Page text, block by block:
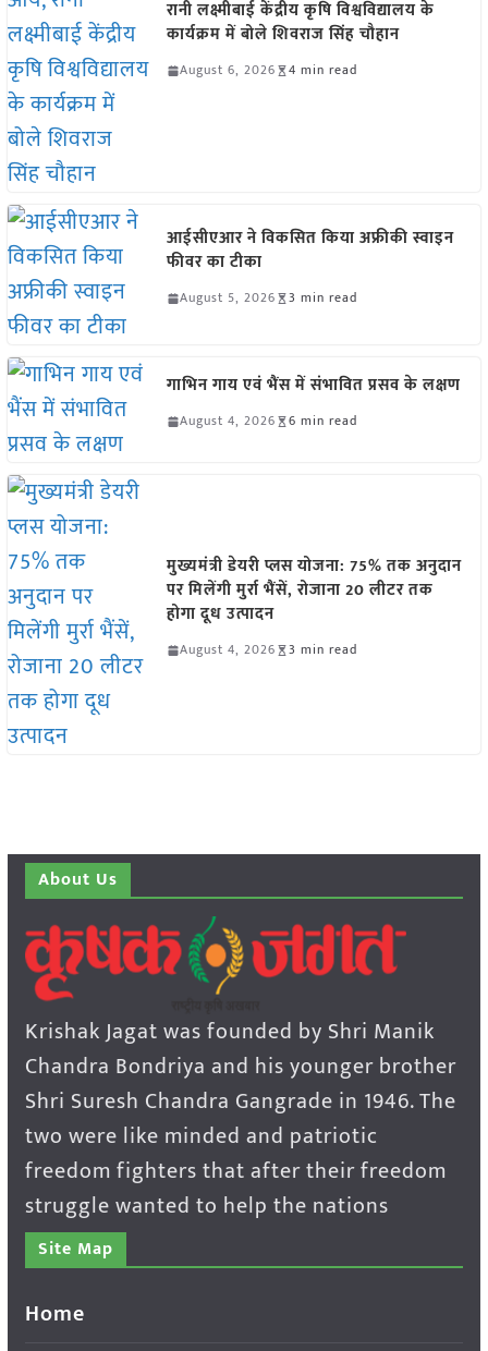
रानी लक्ष्मीबाई केंद्रीय कृषि विश्वविद्यालय के
कार्यक्रम में बोले शिवराज सिंह चौहान
August 6, 2026 4 min read
आईसीएआर ने विकसित किया अफ्रीकी स्वाइन
फीवर का टीका
August 5, 2026 3 min read
गाभिन गाय एवं भैंस में संभावित प्रसव के लक्षण
August 4, 2026 6 min read
मुख्यमंत्री डेयरी प्लस योजना: 75% तक अनुदान
पर मिलेंगी मुर्रा भैंसें, रोजाना 20 लीटर तक
होगा दूध उत्पादन
August 4, 2026 3 min read
About Us
Krishak Jagat was founded by Shri Manik
Chandra Bondriya and his younger brother
Shri Suresh Chandra Gangrade in 1946. The
two were like minded and patriotic
freedom fighters that after their freedom
struggle wanted to help the nations
Site Map
Home